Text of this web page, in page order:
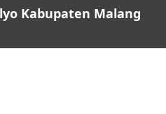
Kabupaten Malang